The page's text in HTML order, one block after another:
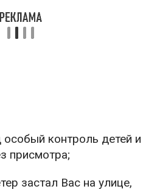
контроль детей и
присмотра;
застал Вас на улице,